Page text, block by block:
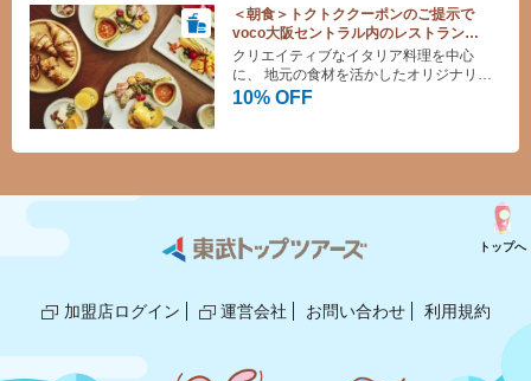
＜朝食＞トクトククーポンのご提示で
voco大阪セントラル内のレストラン
【LOKALHOUSE】
10%OFF♪
10% OFF
クリエイティブなイタリア料理を中心
に、 地元の食材を活かしたオリジナリテ
ィ溢れるメニューを多数ご用意しており
加盟店ログイン 運営会社 お問い合わせ 利用規約
トップへ